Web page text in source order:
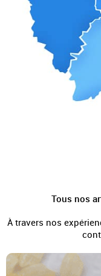
Tous nos
À travers nos